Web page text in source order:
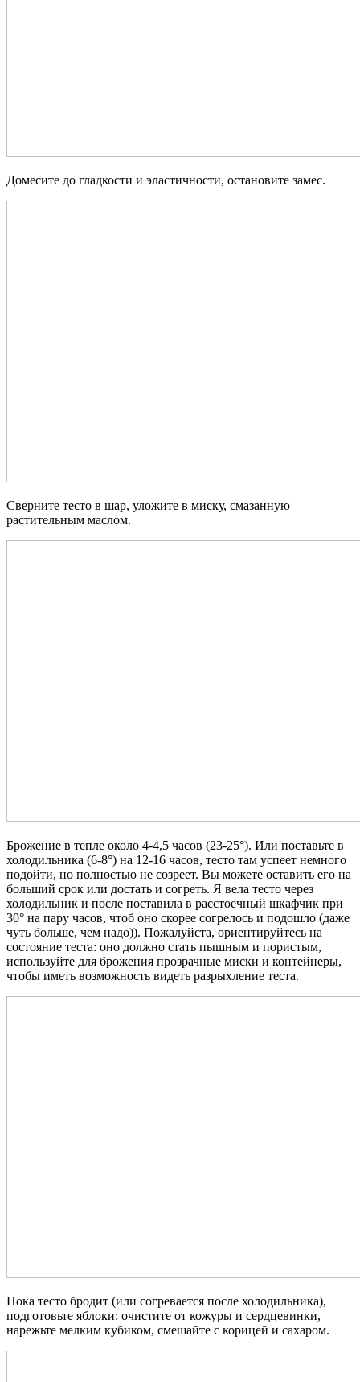
Домесите до гладкости и эластичности, остановите замес.
Сверните тесто в шар, уложите в миску, смазанную
растительным маслом.
Брожение в тепле около 4-4,5 часов (23-25°). Или поставьте в
холодильника (6-8°) на 12-16 часов, тесто там успеет немного
подойти, но полностью не созреет. Вы можете оставить его на
больший срок или достать и согреть. Я вела тесто через
холодильник и после поставила в расстоечный шкафчик при
30° на пару часов, чтоб оно скорее согрелось и подошло (даже
чуть больше, чем надо)). Пожалуйста, ориентируйтесь на
состояние теста: оно должно стать пышным и пористым,
используйте для брожения прозрачные миски и контейнеры,
чтобы иметь возможность видеть разрыхление теста.
Пока тесто бродит (или согревается после холодильника),
подготовьте яблоки: очистите от кожуры и сердцевинки,
нарежьте мелким кубиком, смешайте с корицей и сахаром.